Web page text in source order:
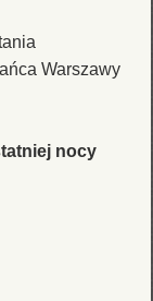
Warszawy
nocy